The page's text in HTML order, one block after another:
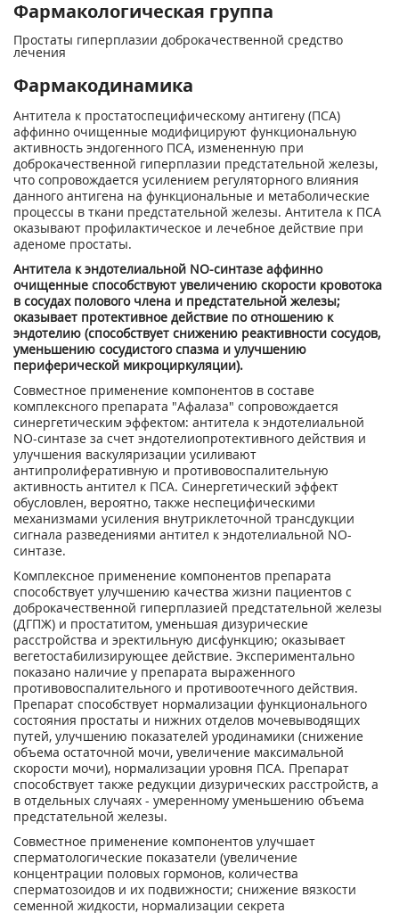
Фармакологическая группа
Простаты гиперплазии доброкачественной средство
лечения
Фармакодинамика
Антитела к простатоспецифическому антигену (ПСА)
аффинно очищенные модифицируют функциональную
активность эндогенного ПСА, измененную при
доброкачественной гиперплазии предстательной железы,
что сопровождается усилением регуляторного влияния
данного антигена на функциональные и метаболические
процессы в ткани предстательной железы. Антитела к ПСА
оказывают профилактическое и лечебное действие при
аденоме простаты.
Антитела к эндотелиальной NО-синтазе аффинно
очищенные способствуют увеличению скорости кровотока
в сосудах полового члена и предстательной железы;
оказывает протективное действие по отношению к
эндотелию (способствует снижению реактивности сосудов,
уменьшению сосудистого спазма и улучшению
периферической микроциркуляции).
Совместное применение компонентов в составе
комплексного препарата "Афалаза" сопровождается
синергетическим эффектом: антитела к эндотелиальной
NO-синтазе за счет эндотелиопротективного действия и
улучшения васкуляризации усиливают
антипролиферативную и противовоспалительную
активность антител к ПСА. Синергетический эффект
обусловлен, вероятно, также неспецифическими
механизмами усиления внутриклеточной трансдукции
сигнала разведениями антител к эндотелиальной NO-
синтазе.
Комплексное применение компонентов препарата
способствует улучшению качества жизни пациентов с
доброкачественной гиперплазией предстательной железы
(ДГПЖ) и простатитом, уменьшая дизурические
расстройства и эректильную дисфункцию; оказывает
вегетостабилизирующее действие. Экспериментально
показано наличие у препарата выраженного
противовоспалительного и противоотечного действия.
Препарат способствует нормализации функционального
состояния простаты и нижних отделов мочевыводящих
путей, улучшению показателей уродинамики (снижение
объема остаточной мочи, увеличение максимальной
скорости мочи), нормализации уровня ПСА. Препарат
способствует также редукции дизурических расстройств, а
в отдельных случаях - умеренному уменьшению объема
предстательной железы.
Совместное применение компонентов улучшает
сперматологические показатели (увеличение
концентрации половых гормонов, количества
сперматозоидов и их подвижности; снижение вязкости
семенной жидкости, нормализации секрета